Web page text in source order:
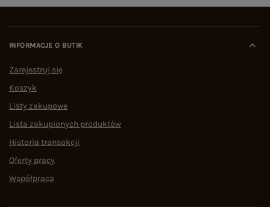
INFORMACJE O BUTIK
Zarejestruj się
Koszyk
Listy zakupowe
Lista zakupionych produktów
Historia transakcji
Oferty pracy
Współpraca